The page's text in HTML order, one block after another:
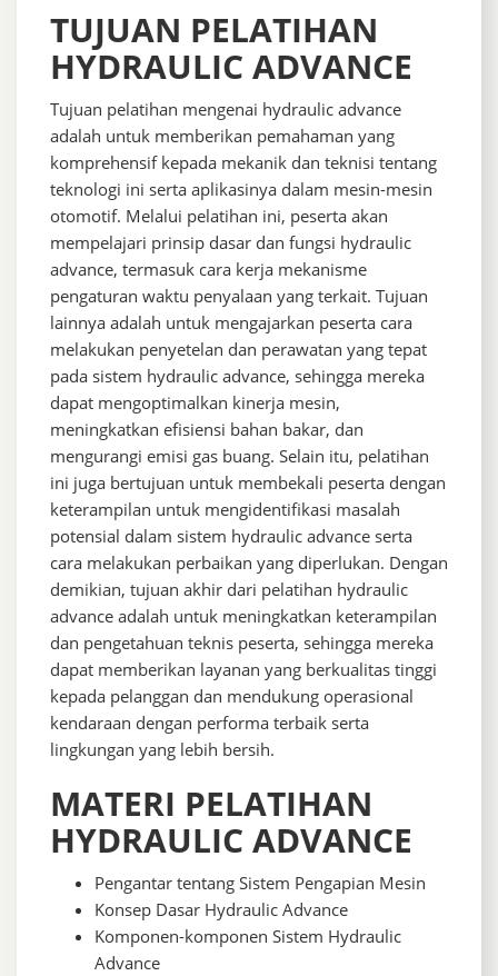
TUJUAN PELATIHAN
HYDRAULIC ADVANCE
Tujuan pelatihan mengenai hydraulic advance
adalah untuk memberikan pemahaman yang
komprehensif kepada mekanik dan teknisi tentang
teknologi ini serta aplikasinya dalam mesin-mesin
otomotif. Melalui pelatihan ini, peserta akan
mempelajari prinsip dasar dan fungsi hydraulic
advance, termasuk cara kerja mekanisme
pengaturan waktu penyalaan yang terkait. Tujuan
lainnya adalah untuk mengajarkan peserta cara
melakukan penyetelan dan perawatan yang tepat
pada sistem hydraulic advance, sehingga mereka
dapat mengoptimalkan kinerja mesin,
meningkatkan efisiensi bahan bakar, dan
mengurangi emisi gas buang. Selain itu, pelatihan
ini juga bertujuan untuk membekali peserta dengan
keterampilan untuk mengidentifikasi masalah
potensial dalam sistem hydraulic advance serta
cara melakukan perbaikan yang diperlukan. Dengan
demikian, tujuan akhir dari pelatihan hydraulic
advance adalah untuk meningkatkan keterampilan
dan pengetahuan teknis peserta, sehingga mereka
dapat memberikan layanan yang berkualitas tinggi
kepada pelanggan dan mendukung operasional
kendaraan dengan performa terbaik serta
lingkungan yang lebih bersih.
MATERI PELATIHAN
HYDRAULIC ADVANCE
Pengantar tentang Sistem Pengapian Mesin
Konsep Dasar Hydraulic Advance
Komponen-komponen Sistem Hydraulic
Advance